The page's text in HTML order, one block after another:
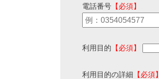
電話番号 【必須】
利用目的 【必須】
利用目的の詳細 【必須】